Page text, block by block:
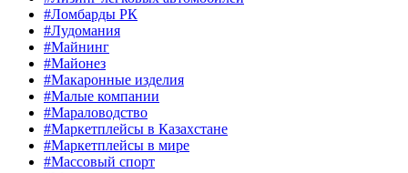
#Ломбарды РК
#Лудомания
#Майнинг
#Майонез
#Макаронные изделия
#Малые компании
#Мараловодство
#Маркетплейсы в Казахстане
#Маркетплейсы в мире
#Массовый спорт